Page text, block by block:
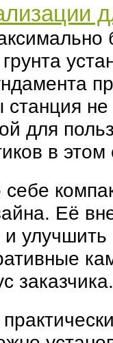
станция
для
в
Её
заказчика.